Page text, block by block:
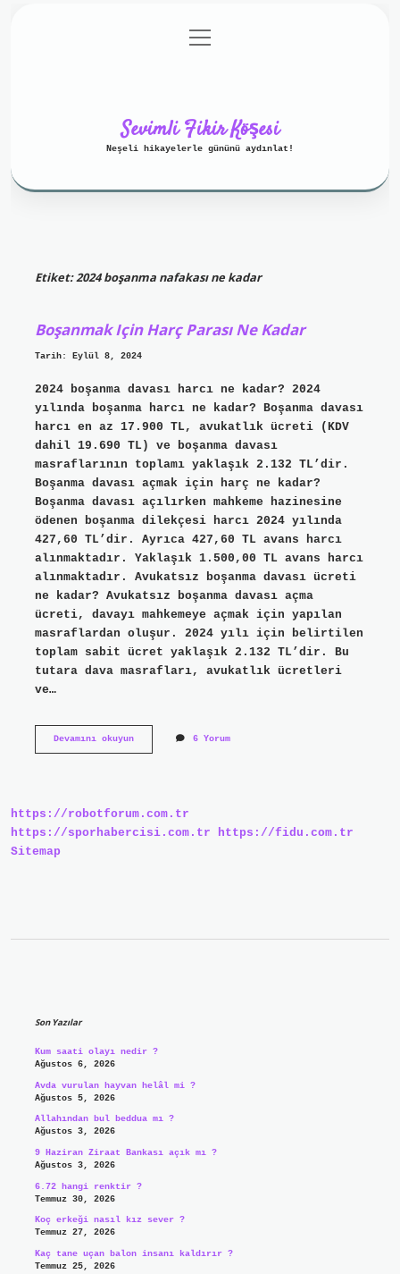
Gizlilik Politikası
menüyü
aç
Sevimli Fikir Köşesi
Neşeli hikayelerle gününü aydınlat!
Etiket:2024 boşanma nafakası ne kadar
Boşanmak Için Harç Parası Ne Kadar
Tarih: Eylül 8, 2024
2024 boşanma davası harcı ne kadar? 2024
yılında boşanma harcı ne kadar? Boşanma davası
harcı en az 17.900 TL, avukatlık ücreti (KDV
dahil 19.690 TL) ve boşanma davası
masraflarının toplamı yaklaşık 2.132 TL’dir.
Boşanma davası açmak için harç ne kadar?
Boşanma davası açılırken mahkeme hazinesine
ödenen boşanma dilekçesi harcı 2024 yılında
427,60 TL’dir. Ayrıca 427,60 TL avans harcı
alınmaktadır. Yaklaşık 1.500,00 TL avans harcı
alınmaktadır. Avukatsız boşanma davası ücreti
ne kadar? Avukatsız boşanma davası açma
ücreti, davayı mahkemeye açmak için yapılan
masraflardan oluşur. 2024 yılı için belirtilen
toplam sabit ücret yaklaşık 2.132 TL’dir. Bu
tutara dava masrafları, avukatlık ücretleri
ve…
Devamını okuyunBoşanmak
6 Yorum
https://robotforum.com.tr
https://sporhabercisi.com.tr
https://fidu.com.tr
Sitemap
Son Yazılar
Kum saati olayı nedir ?
Ağustos 6, 2026
Avda vurulan hayvan helâl mi ?
Ağustos 5, 2026
Allahından bul beddua mı ?
Ağustos 3, 2026
9 Haziran Ziraat Bankası açık mı ?
Ağustos 3, 2026
6.72 hangi renktir ?
Temmuz 30, 2026
Koç erkeği nasıl kız sever ?
Temmuz 27, 2026
Kaç tane uçan balon insanı kaldırır ?
Temmuz 25, 2026